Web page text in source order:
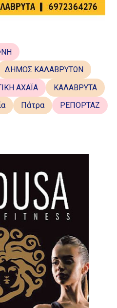
ΔΗΜΟΣ ΚΑΛΑΒΡΥΤΩΝ
ΑΧΑΪΑ
ΚΑΛΑΒΡΥΤΑ
Πάτρα
ΡΕΠΟΡΤΑΖ